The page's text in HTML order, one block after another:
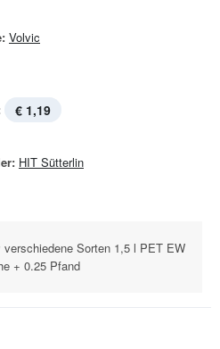
Volvic
€ 1,19
HIT Sütterlin
verschiedene Sorten 1,5 l PET EW
+ 0.25 Pfand